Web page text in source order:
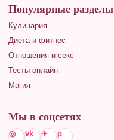
Популярные разделы
Кулинария
Диета и фитнес
Отношения и секс
Тесты онлайн
Магия
Мы в соцсетях
◎ vk ✈ p